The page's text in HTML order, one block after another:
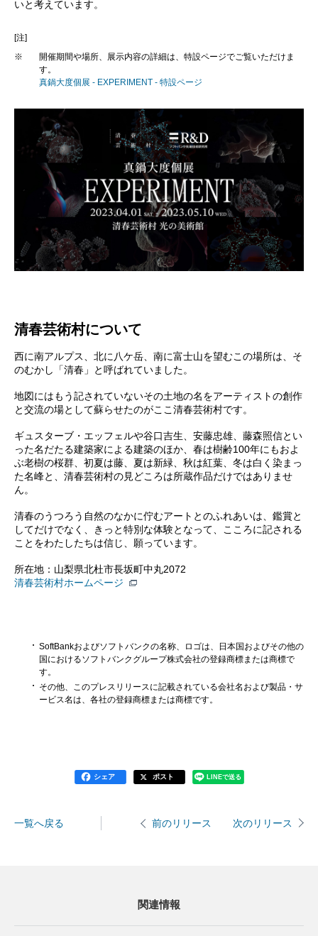
いと考えています。
[注]
※
開催期間や場所、展示内容の詳細は、特設ページでご覧いただけま
す。
真鍋大度個展 - EXPERIMENT - 特設ページ
清春芸術村について
西に南アルプス、北に八ケ岳、南に富士山を望むこの場所は、そ
のむかし「清春」と呼ばれていました。
地図にはもう記されていないその土地の名をアーティストの創作
と交流の場として蘇らせたのがここ清春芸術村です。
ギュスターブ・エッフェルや谷口吉生、安藤忠雄、藤森照信とい
った名だたる建築家による建築のほか、春は樹齢100年にもおよ
ぶ老樹の桜群、初夏は藤、夏は新緑、秋は紅葉、冬は白く染まっ
た名峰と、清春芸術村の見どころは所蔵作品だけではありませ
ん。
清春のうつろう自然のなかに佇むアートとのふれあいは、鑑賞と
してだけでなく、きっと特別な体験となって、こころに記される
ことをわたしたちは信じ、願っています。
所在地：山梨県北杜市長坂町中丸2072
清春芸術村ホームページ
SoftBankおよびソフトバンクの名称、ロゴは、日本国およびその他の
国におけるソフトバンクグループ株式会社の登録商標または商標で
す。
その他、このプレスリリースに記載されている会社名および製品・サ
ービス名は、各社の登録商標または商標です。
シェア ポスト LINEで送る
一覧へ戻る 前のリリース 次のリリース
関連情報